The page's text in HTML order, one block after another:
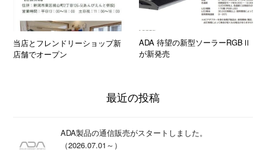
当店とフレンドリーショップ新
店舗でオープン
ADA 待望の新型ソーラーRGBⅡ
が新発売
最近の投稿
ADA製品の通信販売がスタートしました。
（2026.07.01～）